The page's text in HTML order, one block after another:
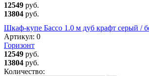
12549 руб.
13804 руб.
Шкаф-купе Бассо 1.0 м дуб крафт серый /
Артикул: 0
Горизонт
12549 руб.
13804 руб.
Количество: